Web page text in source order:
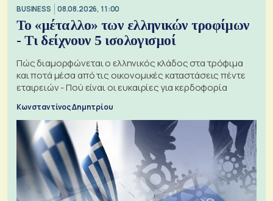
BUSINESS 08.08.2026, 11:00
Το «μέταλλο» των ελληνικών τροφίμων
- Τι δείχνουν 5 ισολογισμοί
Πώς διαμορφώνεται ο ελληνικός κλάδος στα τρόφιμα
και ποτά μέσα από τις οικονομικές καταστάσεις πέντε
εταιρειών - Πού είναι οι ευκαιρίες για κερδοφορία
Κωνσταντίνος Δημητρίου